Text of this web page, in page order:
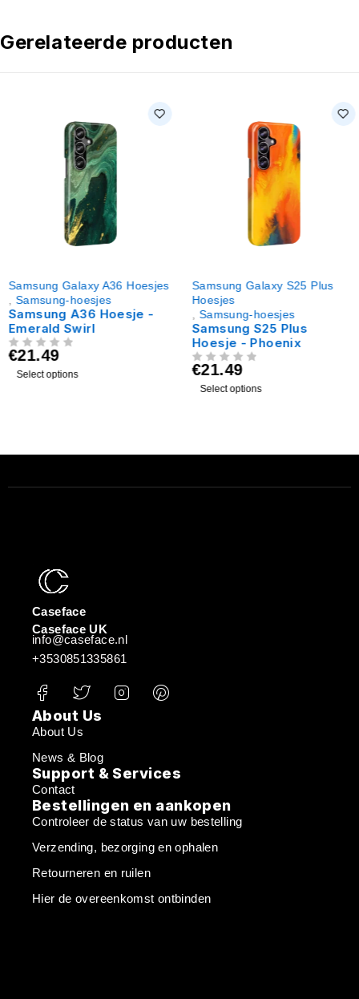
Gerelateerde producten
Samsung Galaxy A36 Hoesjes
, Samsung-hoesjes
Samsung A36 Hoesje -
Emerald Swirl
€21.49
Select options
Samsung Galaxy S25 Plus
Hoesjes
, Samsung-hoesjes
Samsung S25 Plus
Hoesje - Phoenix
€21.49
Select options
Caseface
Caseface UK
info@caseface.nl
+3530851335861
About Us
About Us
News & Blog
Support & Services
Contact
Bestellingen en aankopen
Controleer de status van uw bestelling
Verzending, bezorging en ophalen
Retourneren en ruilen
Hier de overeenkomst ontbinden